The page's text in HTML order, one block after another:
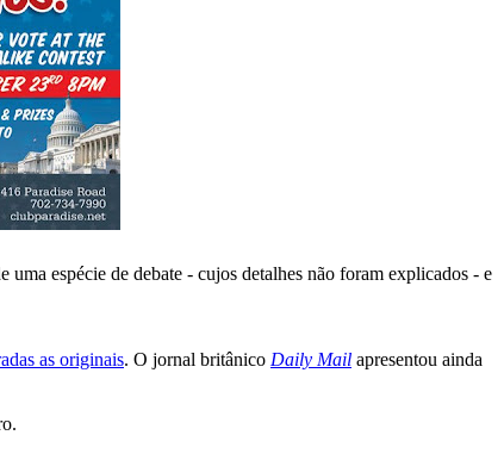
espécie de debate - cujos detalhes não foram explicados - e
as originais. O jornal britânico Daily Mail apresentou ainda